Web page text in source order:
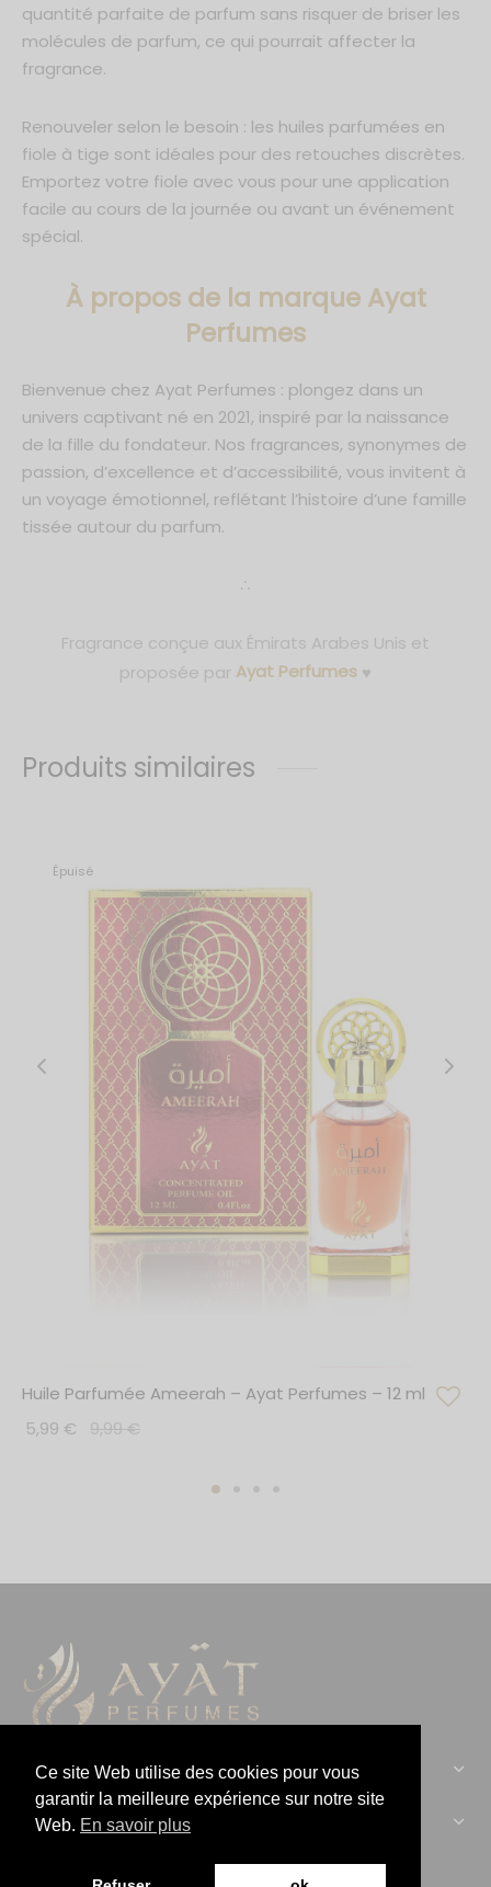
quantité parfaite de parfum sans risquer de briser les
molécules de parfum, ce qui pourrait affecter la
fragrance.
Renouveler selon le besoin : les huiles parfumées en
fiole à tige sont idéales pour des retouches discrètes.
Emportez votre fiole avec vous pour une application
facile au cours de la journée ou avant un événement
spécial.
À propos de la marque Ayat
Perfumes
Bienvenue chez Ayat Perfumes : plongez dans un
univers captivant né en 2021, inspiré par la naissance
de la fille du fondateur. Nos fragrances, synonymes de
passion, d’excellence et d’accessibilité, vous invitent à
un voyage émotionnel, reflétant l’histoire d’une famille
tissée autour du parfum.
∴
Fragrance conçue aux Émirats Arabes Unis et
proposée par Ayat Perfumes ♥
Produits similaires
Épuisé
Huile Parfumée Ameerah – Ayat Perfumes – 12 ml
5,99 € 9,99€
CONTACTEZ-NOUS :
AYAT PERFUMES :
Ce site Web utilise des cookies pour vous
garantir la meilleure expérience sur notre site
Web. En savoir plus